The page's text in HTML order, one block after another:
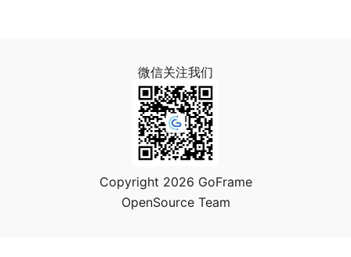
微信关注我们
Copyright 2026 GoFrame
OpenSource Team